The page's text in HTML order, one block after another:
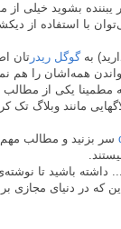
یبننده بشوید خیلی از
با استفاده از
بهگوگل ریدر تان
همه‌اشان را هم
مطمینا یکی از
مانند وبلاگ تک
سر بزنید و مطالب مهم
داشته باشید تا
که در دنیای مجازی